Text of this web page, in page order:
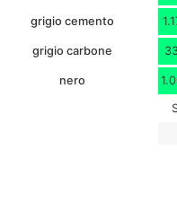
grigio cemento
grigio carbone
nero